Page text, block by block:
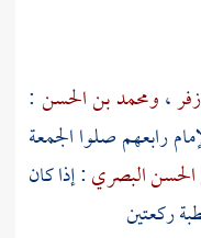
،ومحمد بن الحسن :
رابعهم صلوا الجمعة
الحسن البصري: إذا كان
ركعتين